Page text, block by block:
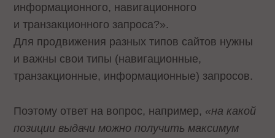
информационного, навигационного
и транзакционного запроса?».
Для продвижения разных типов сайтов нужны
и важны свои типы (навигационные,
транзакционные, информационные) запросов.
Поэтому ответ на вопрос, например, «на какой
позиции выдачи можно получить максимум